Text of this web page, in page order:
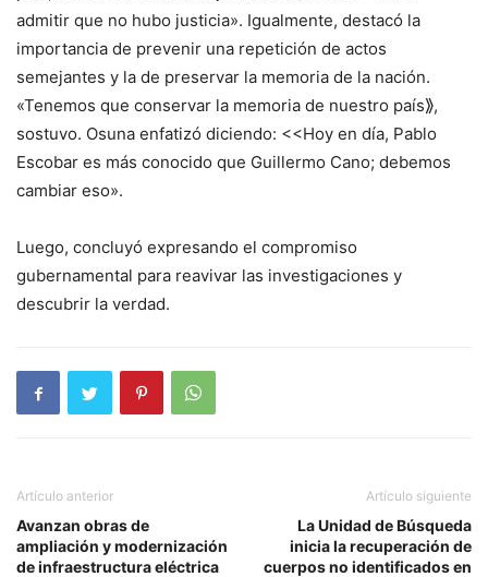
admitir que no hubo justicia». Igualmente, destacó la
importancia de prevenir una repetición de actos
semejantes y la de preservar la memoria de la nación.
«Tenemos que conservar la memoria de nuestro país⟫,
sostuvo. Osuna enfatizó diciendo: <<Hoy en día, Pablo
Escobar es más conocido que Guillermo Cano; debemos
cambiar eso».
Luego, concluyó expresando el compromiso
gubernamental para reavivar las investigaciones y
descubrir la verdad.
Artículo anterior
Avanzan obras de
ampliación y modernización
de infraestructura eléctrica
Artículo siguiente
La Unidad de Búsqueda
inicia la recuperación de
cuerpos no identificados en